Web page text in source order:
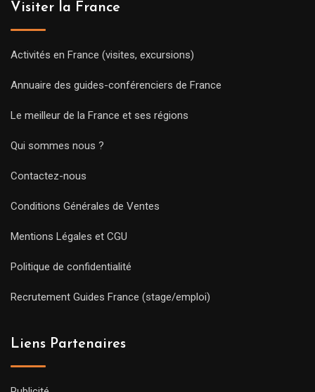
Visiter la France
Activités en France (visites, excursions)
Annuaire des guides-conférenciers de France
Le meilleur de la France et ses régions
Qui sommes nous ?
Contactez-nous
Conditions Générales de Ventes
Mentions Légales et CGU
Politique de confidentialité
Recrutement Guides France (stage/emploi)
Liens Partenaires